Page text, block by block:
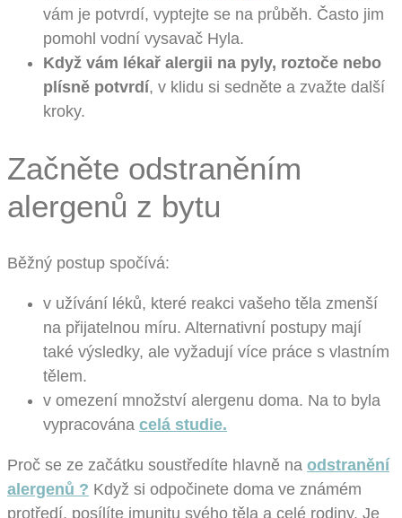
vám je potvrdí, vyptejte se na průběh. Často jim
pomohl vodní vysavač Hyla.
Když vám lékař alergii na pyly, roztoče nebo
plísně potvrdí, v klidu si sedněte a zvažte další
kroky.
Začněte odstraněním
alergenů z bytu
Běžný postup spočívá:
v užívání léků, které reakci vašeho těla zmenší
na přijatelnou míru. Alternativní postupy mají
také výsledky, ale vyžadují více práce s vlastním
tělem.
v omezení množství alergenu doma. Na to byla
vypracována celá studie.
Proč se ze začátku soustředíte hlavně na odstranění
alergenů ? Když si odpočinete doma ve známém
protředí, posílíte imunitu svého těla a celé rodiny. Je